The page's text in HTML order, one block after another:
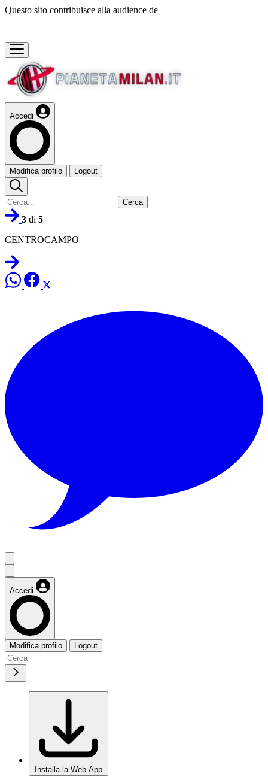
Questo sito contribuisce alla audience de
Accedi
Modifica profilo Logout
Cerca
3 di 5
CENTROCAMPO
Accedi
Modifica profilo Logout
Installa la Web App